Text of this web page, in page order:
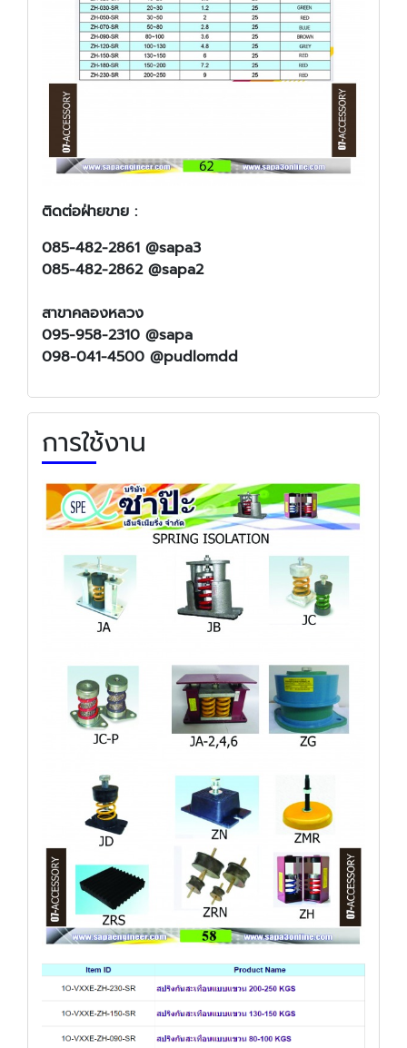
ติดต่อฝ่ายขาย :
085-482-2861 @sapa3
085-482-2862 @sapa2
สาขาคลองหลวง
095-958-2310 @sapa
098-041-4500 @pudlomdd
การใช้งาน